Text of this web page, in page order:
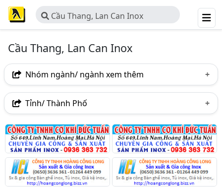
Cầu Thang, Lan Can Inox
Cầu Thang, Lan Can Inox
Nhóm ngành/ ngành xem thêm
Ngành nghề
Ngành xem thêm
Cửa - Nhà Sản Xuất Và Kinh Doanh (866)
Inox - Sản Xuất Và Gia Công Inox (608)
Tỉnh/ Thành Phố
Hà Nội TP. Hồ Chí Minh (TPHCM)
Đồng Nai
Bình Dương
Tp. Đà Nẵng
TP. Hải Phòng
An Giang
Bà Rịa-Vũng Tàu
Bắc Ninh
Khánh Hòa
Nam Định
TP. Cần Thơ